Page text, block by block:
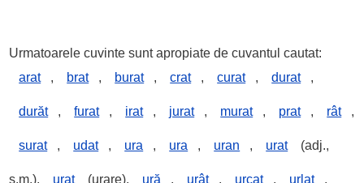
Urmatoarele cuvinte sunt apropiate de cuvantul cautat:
arat
, brat , burat , crat , curat , durat ,
durăt , furat , irat , jurat , murat , prat , rât ,
surat , udat , ura , ura , uran , urat (adj.,
s.m.), urat (urare), ură , urât , urcat , urlat ,